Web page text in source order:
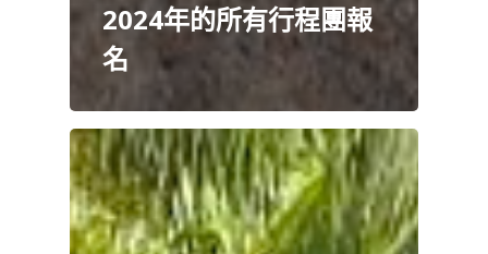
2024年的所有行程團報
名